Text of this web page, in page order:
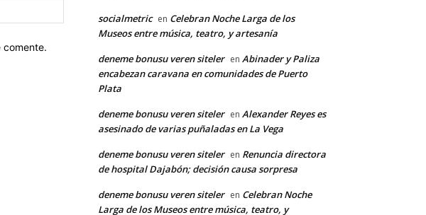
web:
comente.
socialmetric en Celebran Noche Larga de los
Museos entre música, teatro, y artesanía
deneme bonusu veren siteler en Abinader y Paliza
encabezan caravana en comunidades de Puerto
Plata
deneme bonusu veren siteler en Alexander Reyes es
asesinado de varias puñaladas en La Vega
deneme bonusu veren siteler en Renuncia directora
de hospital Dajabón; decisión causa sorpresa
deneme bonusu veren siteler en Celebran Noche
Larga de los Museos entre música, teatro, y